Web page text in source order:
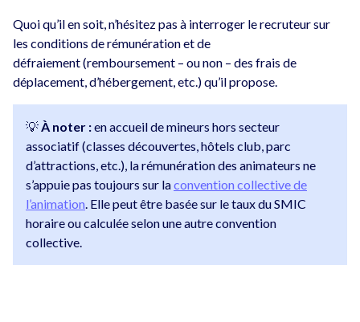
Quoi qu’il en soit, n’hésitez pas à interroger le recruteur sur
les conditions de rémunération et de
défraiement (remboursement – ou non – des frais de
déplacement, d’hébergement, etc.) qu’il propose.
💡À noter :en accueil de mineurs hors secteur
associatif (classes découvertes, hôtels club, parc
d’attractions, etc.), la rémunération des animateurs ne
s’appuie pas toujours sur laconvention collective de
l’animation. Elle peut être basée sur le taux du SMIC
horaire ou calculée selon une autre convention
collective.